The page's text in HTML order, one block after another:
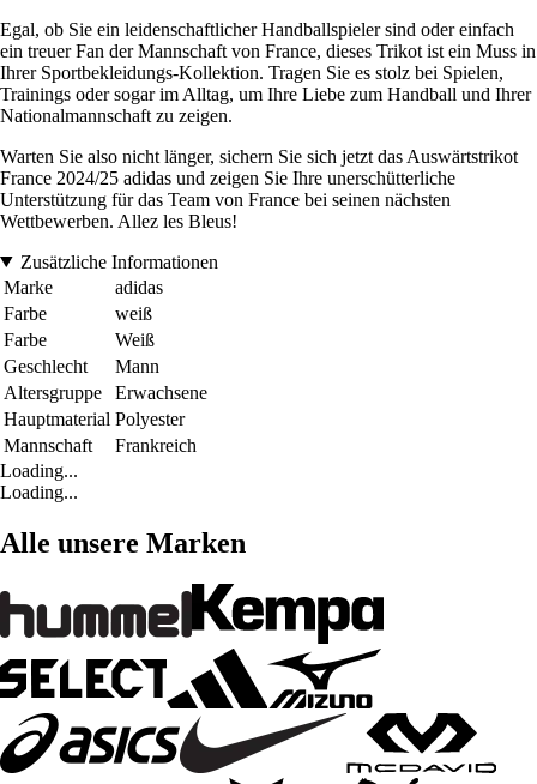
Egal, ob Sie ein leidenschaftlicher Handballspieler sind oder einfach
ein treuer Fan der Mannschaft von France, dieses Trikot ist ein Muss in
Ihrer Sportbekleidungs-Kollektion. Tragen Sie es stolz bei Spielen,
Trainings oder sogar im Alltag, um Ihre Liebe zum Handball und Ihrer
Nationalmannschaft zu zeigen.
Warten Sie also nicht länger, sichern Sie sich jetzt das Auswärtstrikot
France 2024/25 adidas und zeigen Sie Ihre unerschütterliche
Unterstützung für das Team von France bei seinen nächsten
Wettbewerben. Allez les Bleus!
Zusätzliche Informationen
Marke
adidas
Farbe
weiß
Farbe
Weiß
Geschlecht
Mann
Altersgruppe
Erwachsene
Hauptmaterial Polyester
Mannschaft
Frankreich
Loading...
Loading...
Alle unsere Marken